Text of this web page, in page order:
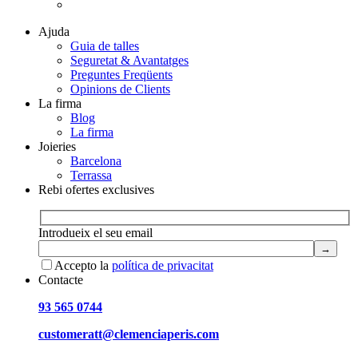
Ajuda
Guia de talles
Seguretat & Avantatges
Preguntes Freqüents
Opinions de Clients
La firma
Blog
La firma
Joieries
Barcelona
Terrassa
Rebi ofertes exclusives
Introdueix el seu email
Accepto la política de privacitat
Contacte
93 565 0744
customeratt@clemenciaperis.com